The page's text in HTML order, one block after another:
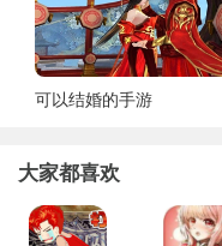
可以结婚的手游
大家都喜欢